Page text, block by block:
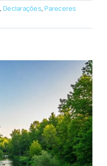
, Declarações, Pareceres